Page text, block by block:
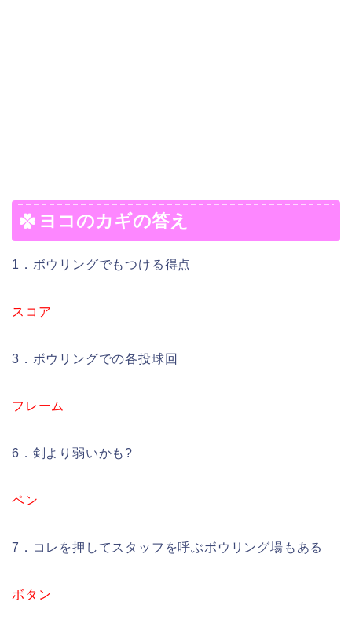
ヨコのカギの答え
1．ボウリングでもつける得点
スコア
3．ボウリングでの各投球回
フレーム
6．剣より弱いかも?
ペン
7．コレを押してスタッフを呼ぶボウリング場もある
ボタン